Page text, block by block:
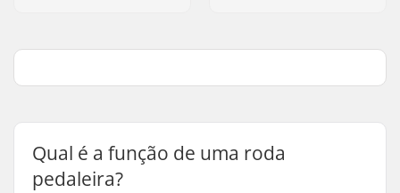
Qual é a função de uma roda
pedaleira?